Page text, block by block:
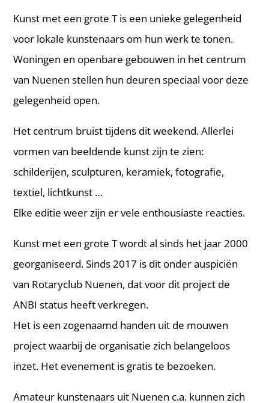
Kunst met een grote T is een unieke gelegenheid
voor lokale kunstenaars om hun werk te tonen.
Woningen en openbare gebouwen in het centrum
van Nuenen stellen hun deuren speciaal voor deze
gelegenheid open.
Het centrum bruist tijdens dit weekend. Allerlei
vormen van beeldende kunst zijn te zien:
schilderijen, sculpturen, keramiek, fotografie,
textiel, lichtkunst …
Elke editie weer zijn er vele enthousiaste reacties.
Kunst met een grote T wordt al sinds het jaar 2000
georganiseerd. Sinds 2017 is dit onder auspiciën
van Rotaryclub Nuenen, dat voor dit project de
ANBI status heeft verkregen.
Het is een zogenaamd handen uit de mouwen
project waarbij de organisatie zich belangeloos
inzet. Het evenement is gratis te bezoeken.
Amateur kunstenaars uit Nuenen c.a. kunnen zich